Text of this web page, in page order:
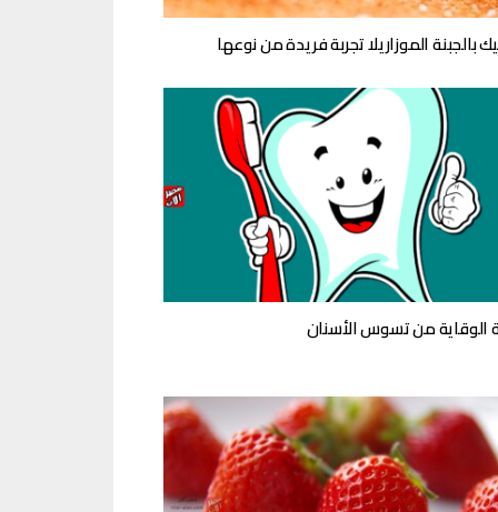
بالجبنة الموزاريلا تجربة فريدة من نوعها
الوقاية من تسوس الأسنان